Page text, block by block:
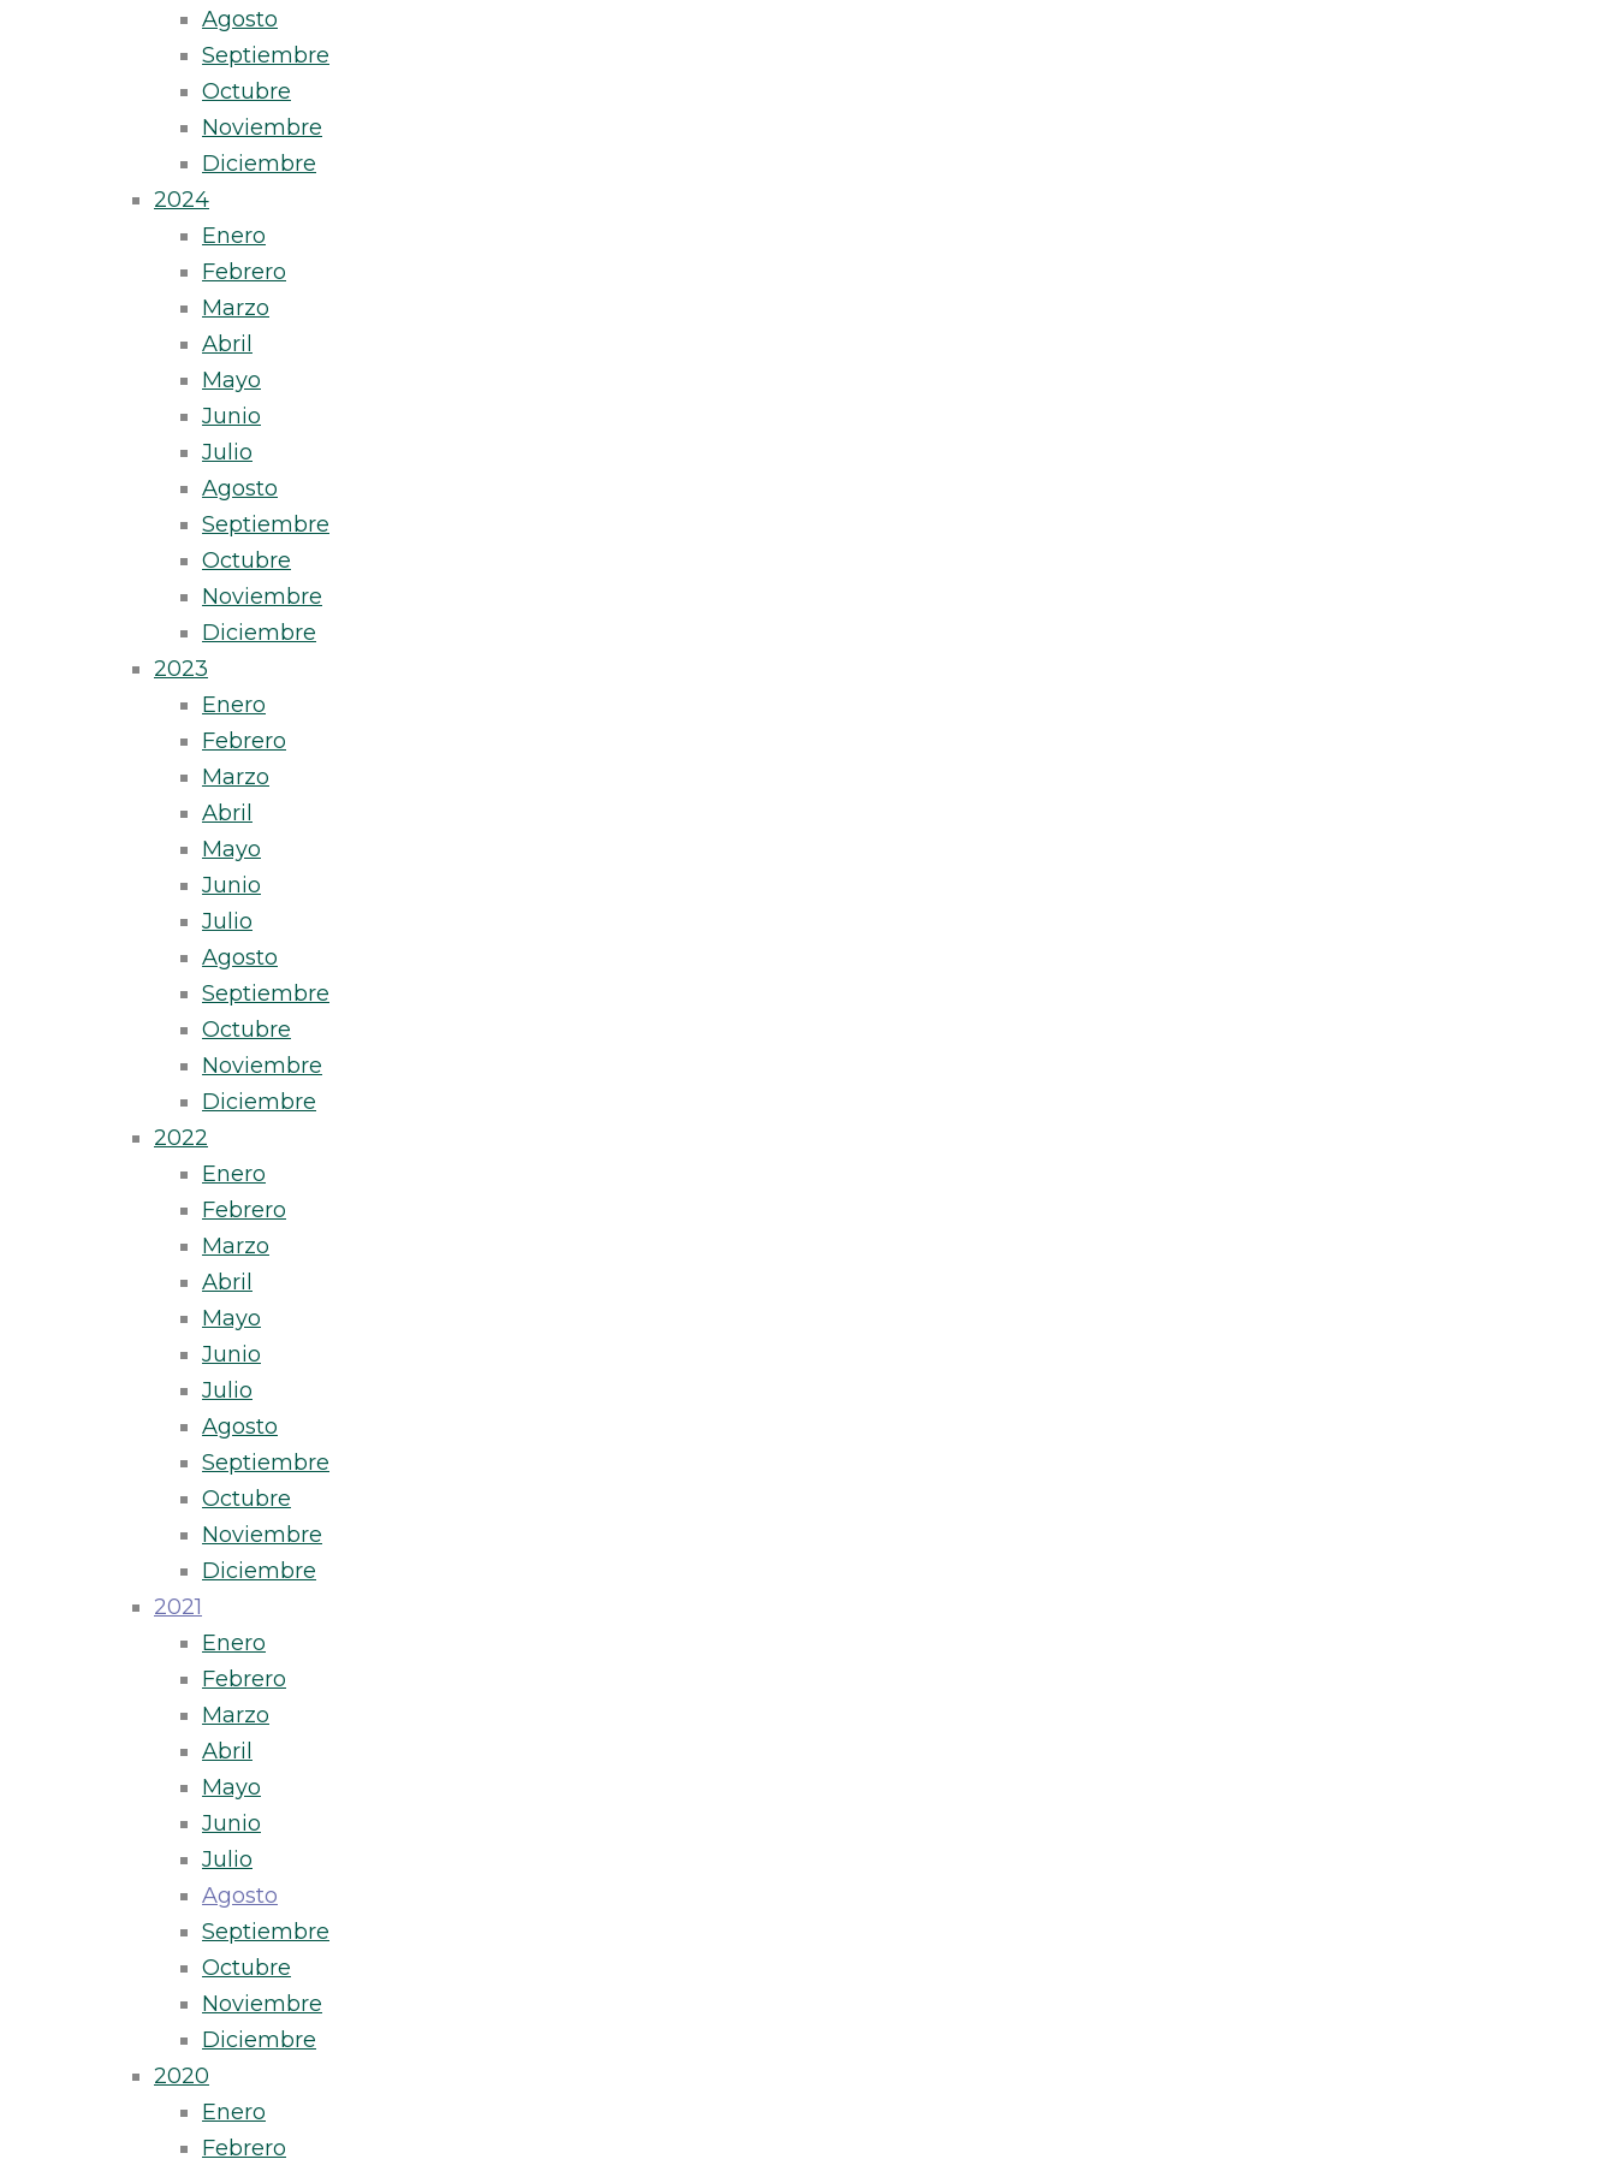
Agosto
Septiembre
Octubre
Noviembre
Diciembre
2024
Enero
Febrero
Marzo
Abril
Mayo
Junio
Julio
Agosto
Septiembre
Octubre
Noviembre
Diciembre
2023
Enero
Febrero
Marzo
Abril
Mayo
Junio
Julio
Agosto
Septiembre
Octubre
Noviembre
Diciembre
2022
Enero
Febrero
Marzo
Abril
Mayo
Junio
Julio
Agosto
Septiembre
Octubre
Noviembre
Diciembre
2021
Enero
Febrero
Marzo
Abril
Mayo
Junio
Julio
Agosto
Septiembre
Octubre
Noviembre
Diciembre
2020
Enero
Febrero